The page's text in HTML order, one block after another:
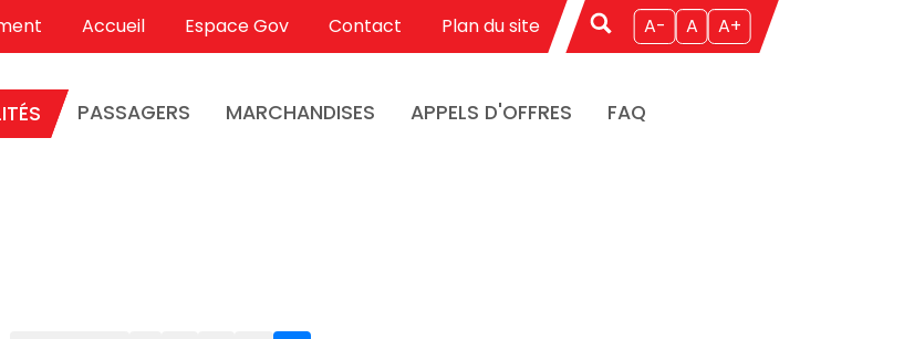
A- A A+
Accueil Espace Gov Contact Plan du site
((CURRENT))
PASSAGERS MARCHANDISES APPELS D'OFFRES FAQ